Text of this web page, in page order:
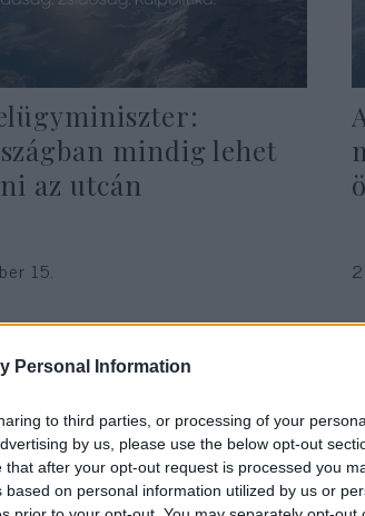
Personal Information
to third parties, or processing of your
by us, please use the below opt-out
after your opt-out request is processed you
on personal information utilized by us or
mindig lehet
az utcán
15.